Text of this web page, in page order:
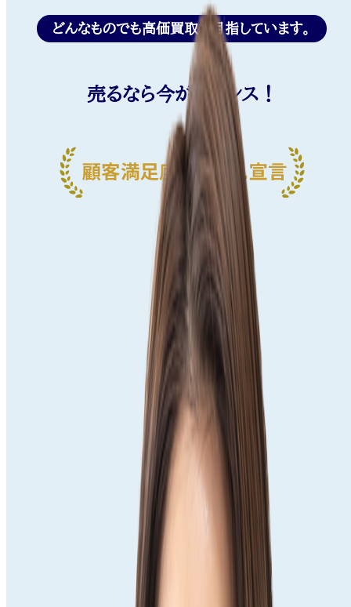
どんなものでも高価買取を目指しています。
売るなら今がチャンス！